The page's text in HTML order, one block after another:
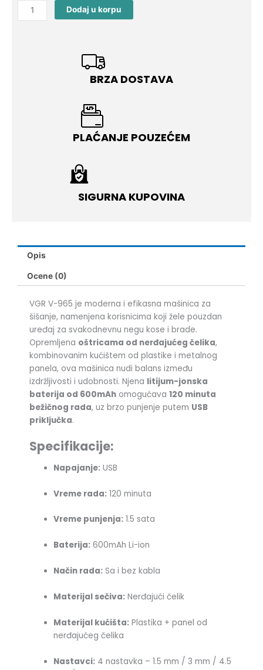
VGR
V-
Dodaj u korpu
BRZA DOSTAVA
PLAĆANJE POUZEĆEM
SIGURNA KUPOVINA
Opis
Ocene (0)
VGR V-965 je moderna i efikasna mašinica za
šišanje, namenjena korisnicima koji žele pouzdan
uređaj za svakodnevnu negu kose i brade.
Opremljena oštricama od nerđajućeg čelika,
kombinovanim kućištem od plastike i metalnog
panela, ova mašinica nudi balans između
izdržljivosti i udobnosti. Njena litijum-jonska
baterija od 600mAh omogućava 120 minuta
bežičnog rada, uz brzo punjenje putem USB
priključka.
Specifikacije:
Napajanje: USB
Vreme rada: 120 minuta
Vreme punjenja: 1.5 sata
Baterija: 600mAh Li-ion
Način rada: Sa i bez kabla
Materijal sečiva: Nerđajući čelik
Materijal kućišta: Plastika + panel od
nerđajućeg čelika
Nastavci: 4 nastavka – 1.5 mm / 3 mm / 4.5